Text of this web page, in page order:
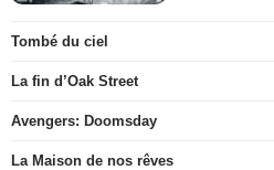
Tombé du ciel
La fin d’Oak Street
Avengers: Doomsday
La Maison de nos rêves